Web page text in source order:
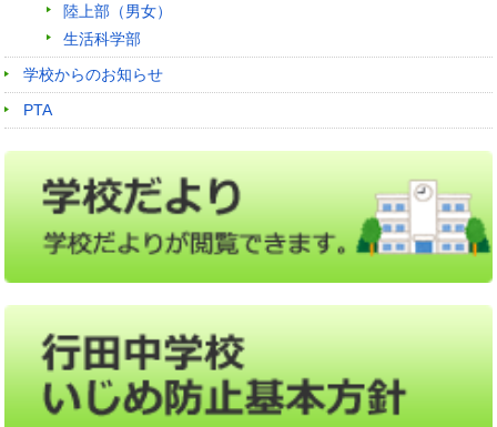
陸上部（男女）
生活科学部
学校からのお知らせ
PTA